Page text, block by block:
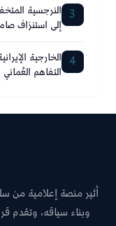
3 النرجسية
إلى استنزاف
4 الخارجية
التفاهم
أثير منصة إعلامية من
وبناء سياقه، وتقدم